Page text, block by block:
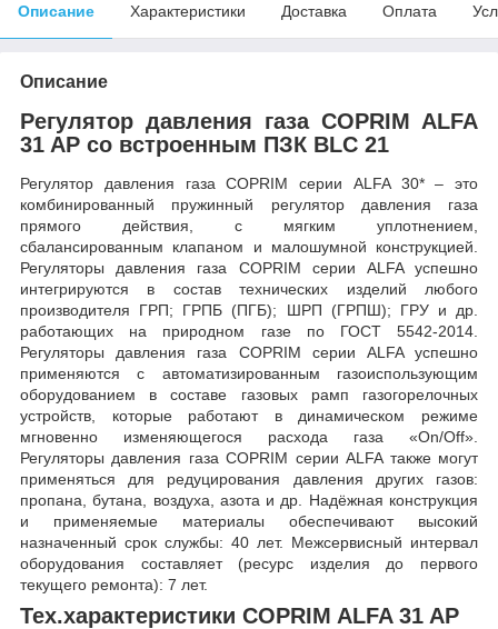
Описание Характеристики Доставка Оплата
Описание
Регулятор давления газа COPRIM ALFA
31 AP со встроенным ПЗК BLC 21
Регулятор давления газа COPRIM серии ALFA 30* – это
комбинированный пружинный регулятор давления газа
прямого действия, с мягким уплотнением,
сбалансированным клапаном и малошумной конструкцией.
Регуляторы давления газа COPRIM серии ALFA успешно
интегрируются в состав технических изделий любого
производителя ГРП; ГРПБ (ПГБ); ШРП (ГРПШ); ГРУ и др.
работающих на природном газе по ГОСТ 5542-2014.
Регуляторы давления газа COPRIM серии ALFA успешно
применяются с автоматизированным газоиспользующим
оборудованием в составе газовых рамп газогорелочных
устройств, которые работают в динамическом режиме
мгновенно изменяющегося расхода газа «On/Off».
Регуляторы давления газа COPRIM серии ALFA также могут
применяться для редуцирования давления других газов:
пропана, бутана, воздуха, азота и др. Надёжная конструкция
и применяемые материалы обеспечивают высокий
назначенный срок службы: 40 лет. Межсервисный интервал
оборудования составляет (ресурс изделия до первого
текущего ремонта): 7 лет.
Тех.характеристики COPRIM ALFA 31 AP